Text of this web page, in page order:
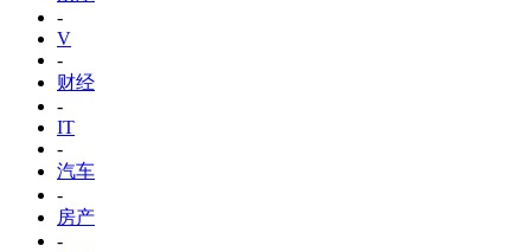
-
V
-
财经
-
IT
-
汽车
-
房产
-